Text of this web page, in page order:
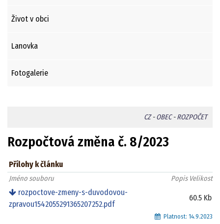
Život v obci
Lanovka
Fotogalerie
CZ-OBEC-ROZPOČET
Rozpočtová změna č. 8/2023
Přílohy k článku
Jméno souboru Popis Velikost
rozpoctove-zmeny-s-duvodovou-
zpravou1542055291365207252.pdf
60.5 Kb
Platnost: 14.9.2023